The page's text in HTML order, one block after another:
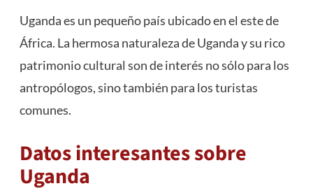
Uganda es un pequeño país ubicado en el este de
África. La hermosa naturaleza de Uganda y su rico
patrimonio cultural son de interés no sólo para los
antropólogos, sino también para los turistas
comunes.
Datos interesantes sobre
Uganda